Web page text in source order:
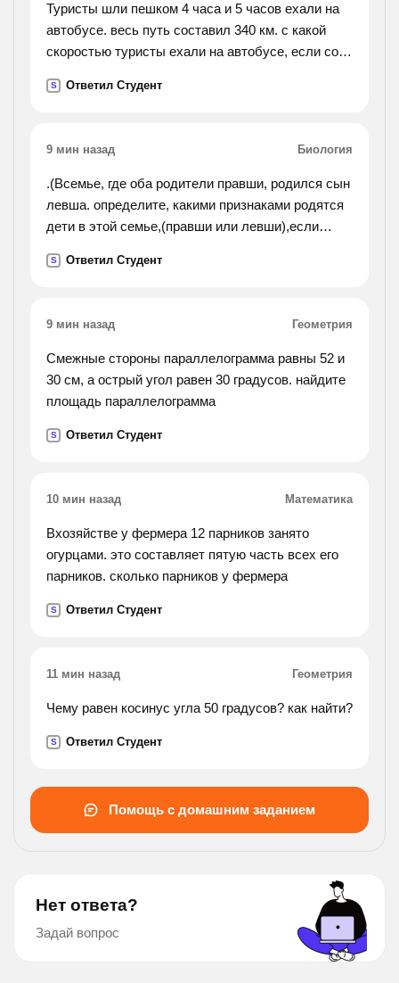
Туристы шли пешком 4 часа и 5 часов ехали на
автобусе. весь путь составил 340 км. с какой
скоростью туристы ехали на автобусе, если со
составила 70 км/ч?
S Ответил Студент
9 мин назад Биология
.(Всемье, где оба родители правши, родился сын
левша. определите, какими признаками родятся
дети в этой семье,(правши или левши),если
доминантный признак, а левша рецессивный
S Ответил Студент
9 мин назад Геометрия
Смежные стороны параллелограмма равны 52 и
30 см, а острый угол равен 30 градусов. найдите
площадь параллелограмма
S Ответил Студент
10 мин назад Математика
Вхозяйстве у фермера 12 парников занято
огурцами. это составляет пятую часть всех его
парников. сколько парников у фермера
S Ответил Студент
11 мин назад Геометрия
Чему равен косинус угла 50 градусов? как найти?
S Ответил Студент
Помощь с домашним заданием
Нет ответа?
Задай вопрос